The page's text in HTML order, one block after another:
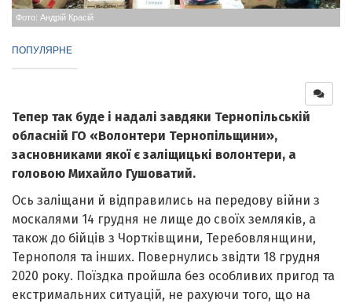
Фото: Андрій Красій
ПОПУЛЯРНЕ
Тепер так буде і надалі завдяки Тернопільській
обласній ГО «Волонтери Тернопільщини»,
засновниками якої є заліщицькі волонтери, а
головою Михайло Гушоватий.
Ось заліщани й відправились на передову війни з
москалями 14 грудня не лище до своїх земляків, а
також до бійців з Чортківщини, Теребовлянщини,
Тернополя та інших. Повернулись звідти 18 грудня
2020 року. Поїздка пройшла без особливих пригод та
екстримальних ситуацій, не рахуючи того, що на